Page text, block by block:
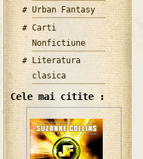
Urban Fantasy
Carti
Nonfictiune
Literatura
clasica
Cele mai citite :